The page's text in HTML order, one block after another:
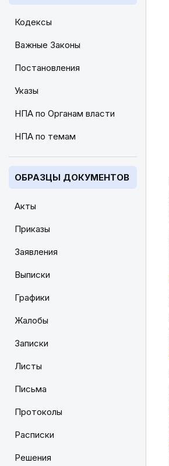
Кодексы
Важные Законы
Постановления
Указы
НПА по Органам власти
НПА по темам
ОБРАЗЦЫ ДОКУМЕНТОВ
Акты
Приказы
Заявления
Выписки
Графики
Жалобы
Записки
Листы
Письма
Протоколы
Расписки
Решения